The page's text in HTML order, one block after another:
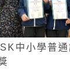
中小學普通